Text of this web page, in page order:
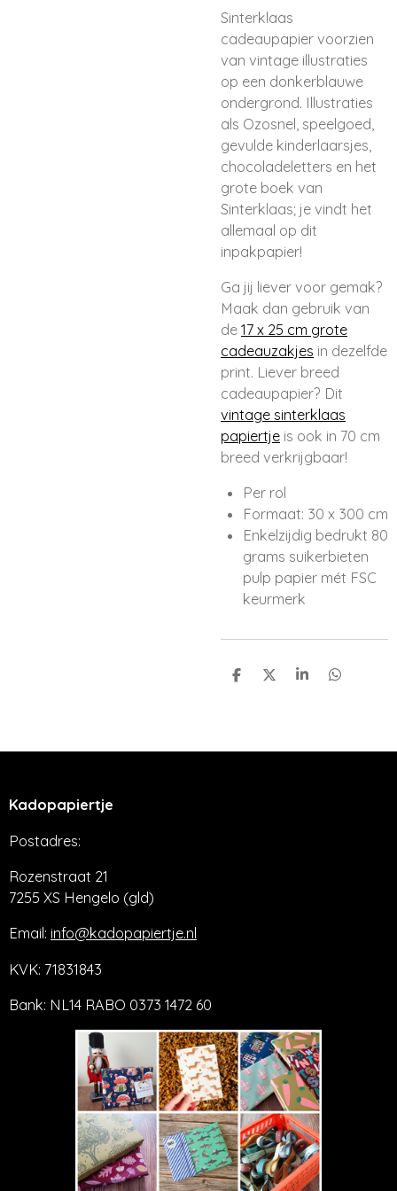
Sinterklaas
cadeaupapier voorzien
van vintage illustraties
op een donkerblauwe
ondergrond. Illustraties
als Ozosnel, speelgoed,
gevulde kinderlaarsjes,
chocoladeletters en het
grote boek van
Sinterklaas; je vindt het
allemaal op dit
inpakpapier!
Ga jij liever voor gemak?
Maak dan gebruik van
de 17 x 25 cm grote
cadeauzakjes in dezelfde
print. Liever breed
cadeaupapier? Dit
vintage sinterklaas
papiertje is ook in 70 cm
breed verkrijgbaar!
Per rol
Formaat: 30 x 300 cm
Enkelzijdig bedrukt 80
grams suikerbieten
pulp papier mét FSC
keurmerk
D
D
S
D
Kadopapiertje
Postadres:
Rozenstraat 21
7255 XS Hengelo (gld)
Email: info@kadopapiertje.nl
KVK: 71831843
Bank: NL14 RABO 0373 1472 60